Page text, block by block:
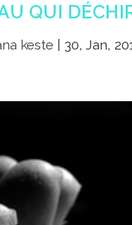
QUI
keste 30, Jan,